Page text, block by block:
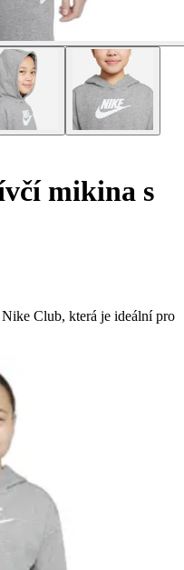
mikina s
Club, která je ideální pro